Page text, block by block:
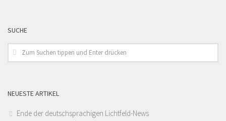
SUCHE
NEUESTE ARTIKEL
Ende der deutschsprachigen Lichtfeld-News